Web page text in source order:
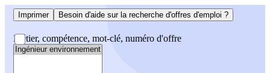
Imprimer Besoin d'aide sur la recherche d'offres d'emploi ?
Métier, compétence, mot-clé, numéro d'offre